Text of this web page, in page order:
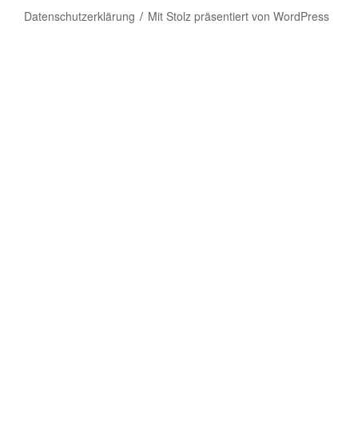
Datenschutzerklärung Mit Stolz präsentiert von WordPress